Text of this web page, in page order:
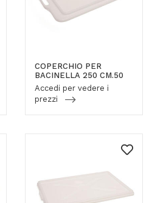
COPERCHIO PER
BACINELLA 250 CM.50
Accedi per vedere i
prezzi